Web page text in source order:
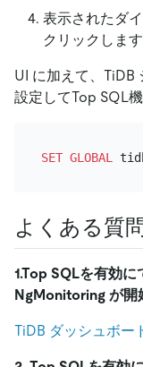
表示されたダ
クリックします
UI に加えて、TiDB
設定してTop SQL
SET GLOBAL
よくある質問
1.Top SQLを有効
NgMonitoring が開
TiDB ダッシュボー